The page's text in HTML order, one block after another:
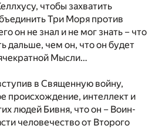
чтобы захватить
Три Моря против
он не знал и не мог знать – что
дальше, чем он, что он будет
Мысли…
в Священную войну,
происхождение, интеллект и
людей Бивня, что он – Воин-
человечество от Второго